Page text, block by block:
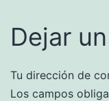
Dejar
Tu dirección de
Los campos